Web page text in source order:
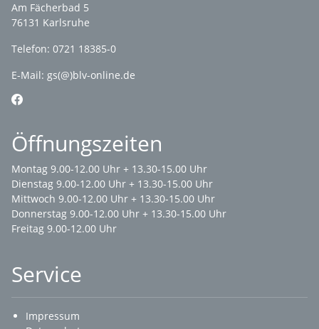
Am Fächerbad 5
76131 Karlsruhe
Telefon: 0721 18385-0
E-Mail: gs(@)blv-online.de
Öffnungszeiten
Montag 9.00-12.00 Uhr + 13.30-15.00 Uhr
Dienstag 9.00-12.00 Uhr + 13.30-15.00 Uhr
Mittwoch 9.00-12.00 Uhr + 13.30-15.00 Uhr
Donnerstag 9.00-12.00 Uhr + 13.30-15.00 Uhr
Freitag 9.00-12.00 Uhr
Service
Impressum